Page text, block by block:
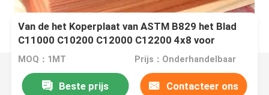
Van de het Koperplaat van ASTM B829 het Blad
C11000 C10200 C12000 C12200 4x8 voor
Industrie
MOQ：1MT Prijs：Onderhandelbaar
Beste prijs Contacteer ons